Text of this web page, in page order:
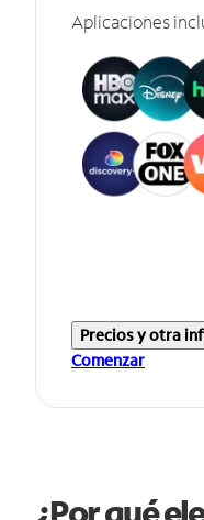
Aplicaciones
Precios y otra
Comenzar